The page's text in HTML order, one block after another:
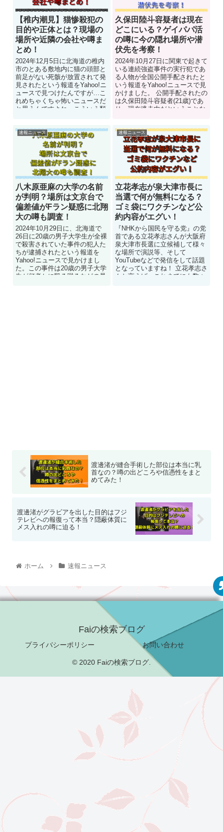
【稚内潮見】猫惨殺犯の
目的や正体とは？現場の
場所や近隣の会社や噂ま
とめ！
2024年12月5日に北海道の稚内
市のとある敷地内に猫の頭部と
前足がない死骸が放置されて発
見されたという報道をYahoo!ニ
ュースで見つけたんですが…こ
れめちゃくちゃ怖いニュースだ
と思うんですよね。こういう類
久保田陸斗容疑者は現在
どこにいる？ゲイパパ活
の噂に今の隠れ場所や潜
伏先を考察！
2024年10月27日に関東で起きて
いる連続強盗事件の実行犯であ
る人物が全国公開手配されたと
いう報道をYahoo!ニュースで見
かけました。 公開手配されたの
は久保田陸斗容疑者(21歳)であ
り、現在逃走中だということな
速報ニュース
八木原亜麻の大学の名前
が判明？場所は文京台で
偏差値がFラン疑惑に北翔
大の噂も調査！
2024年10月29日に、北海道で
26日に20歳の男子大学生が全裸
で殺害されていた事件の犯人た
ちが逮捕されたという報道を
Yahoo!ニュースで見かけまし
た。この事件は20歳の男子大学
生が何者かに殴る蹴るなどの暴
速報ニュース
立花孝志が泉大津市長に
当選で何が無料になる？
ゴミ袋にワクチンなど公
約内容がエグい！
『NHKから国民を守る党』の党
首である立花孝志さんが大阪府
泉大津市長選に立候補して様々
な場所で演説等、そして
YouTubeなどで発信をして話題
となっていますね！ 立花孝志さ
んと言えば、これまでにも数々
渡邊渚が縫合手術した部位は本当に乳
首なの？噂の出どころや信憑性をまと
めてみた！
渡邊渚がグラビアを出した目的はフジ
テレビへの報復って本当？隠蔽体質に
メス入れの噂に迫る！
ホーム 速報ニュース
Faiの検索ブログ
プライバシーポリシー お問い合わせ
© 2020 Faiの検索ブログ.